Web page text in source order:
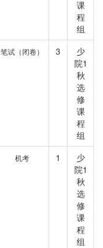
课
程
组
笔试（闭卷） 3
少
院1
秋
选
修
课
程
组
机考 1
少
院1
秋
选
修
课
程
组